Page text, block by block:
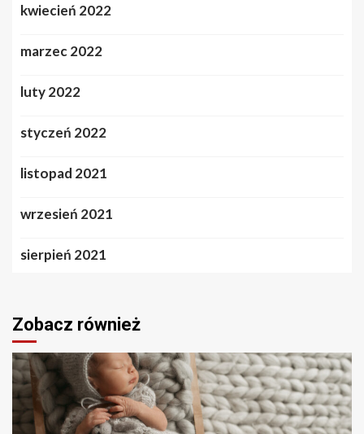
kwiecień 2022
marzec 2022
luty 2022
styczeń 2022
listopad 2021
wrzesień 2021
sierpień 2021
Zobacz również